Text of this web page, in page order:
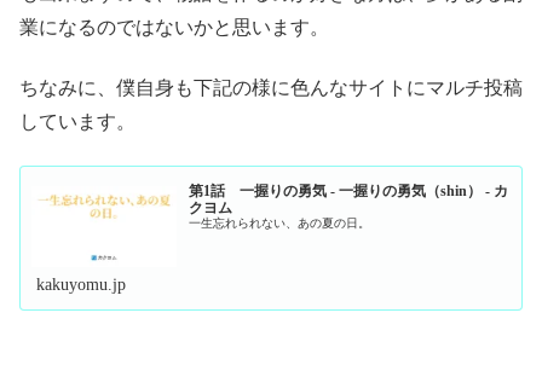
業になるのではないかと思います。
ちなみに、僕自身も下記の様に色んなサイトにマルチ投稿
しています。
第1話 一握りの勇気 - 一握りの勇気（shin） - カ
クヨム
一生忘れられない、あの夏の日。
kakuyomu.jp